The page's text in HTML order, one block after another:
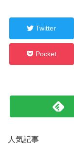
Twitter
Pocket
人気記事